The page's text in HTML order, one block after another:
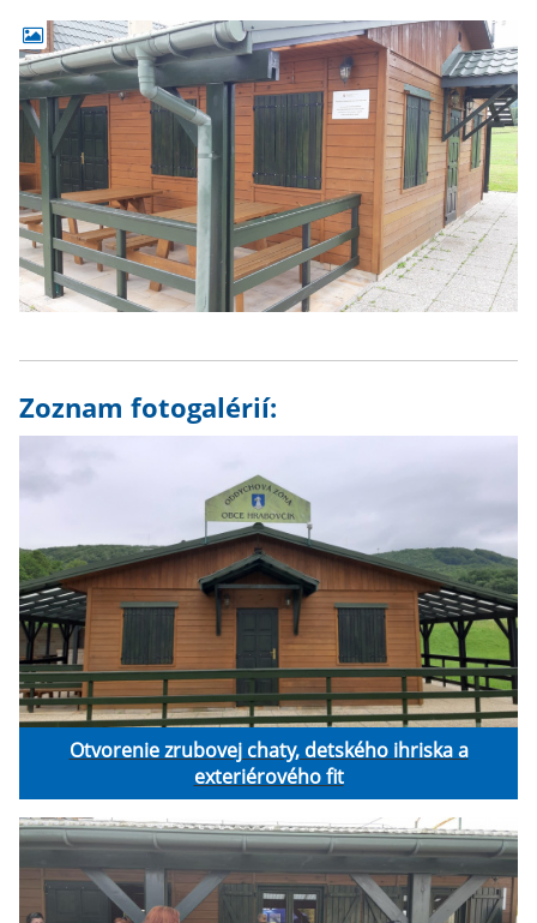
Zoznam fotogalérií:
Otvorenie zrubovej chaty, detského ihriska a
exteriérového fit